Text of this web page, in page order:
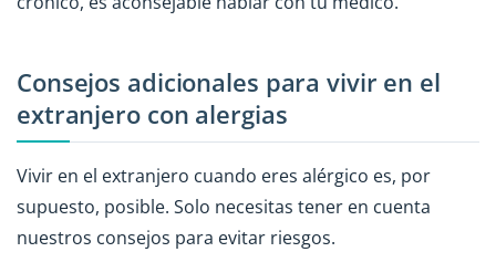
Consejos adicionales para vivir en el
extranjero con alergias
Vivir en el extranjero cuando eres alérgico es, por
supuesto, posible. Solo necesitas tener en cuenta
nuestros consejos para evitar riesgos.